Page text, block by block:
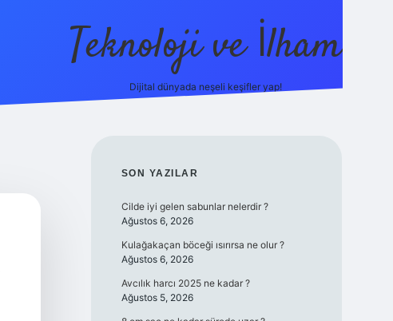
Teknoloji ve İlham
Dijital dünyada neşeli keşifler yap!
SIDEBAR
SON YAZILAR
Cilde iyi gelen sabunlar nelerdir ?
Ağustos 6, 2026
Kulağakaçan böceği ısırırsa ne olur ?
Ağustos 6, 2026
Avcılık harcı 2025 ne kadar ?
Ağustos 5, 2026